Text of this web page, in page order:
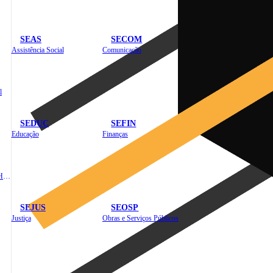
SEAS
Assistência Social
SECOM
Comunicação
SEDUC
Educação
SEFIN
Finanças
SEJUS
Justiça
SEOSP
Obras e Serviços Públicos